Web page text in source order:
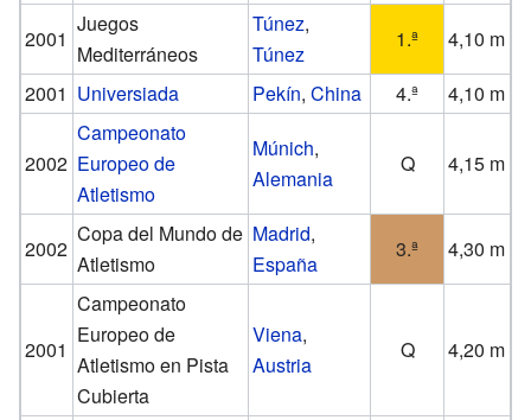
2001
Juegos
Mediterráneos
Túnez,
Túnez
1.ª
4,10 m
2001 Universiada Pekín,China 4.ª 4,10 m
2002
Campeonato
Europeo de
Atletismo
Múnich,
Alemania
Q 4,15 m
2002
Copa del Mundo de
Atletismo
Madrid,
España
3.ª 4,30 m
2001
Campeonato
Europeo de
Atletismo en Pista
Cubierta
Viena,
Austria
Q 4,20 m